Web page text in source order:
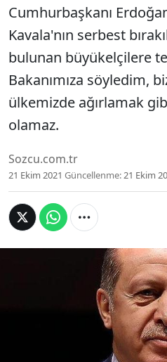
Cumhurbaşkanı
Kavala'nın serbest
bulunan büyükelçilere
Bakanımıza söyledim,
ülkemizde ağırlamak
olamaz.
Sozcu.com.tr
21 Ekim 2021 Güncellenme:21 Ekim
Cumhurbaşkanı
Kavala'nın
bulunan
Bakanımıza